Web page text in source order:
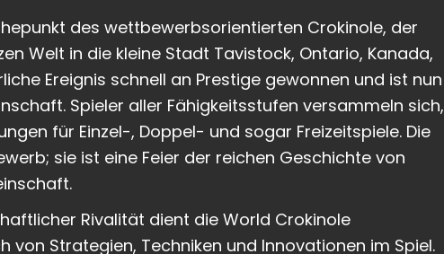
des wettbewerbsorientierten Crokinole, der
Welt in die kleine Stadt Tavistock, Ontario, Kanada,
Ereignis schnell an Prestige gewonnen und ist nun
Spieler aller Fähigkeitsstufen versammeln sich,
für Einzel-, Doppel- und sogar Freizeitspiele. Die
sie ist eine Feier der reichen Geschichte von
Rivalität dient die World Crokinole
Strategien, Techniken und Innovationen im Spiel.